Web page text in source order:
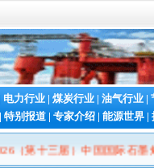
电力行业 | 煤炭行业 | 油气行业 |
| 特别报道 | 专家介绍 | 能源世界 |
第十三届）中国国际石墨烯